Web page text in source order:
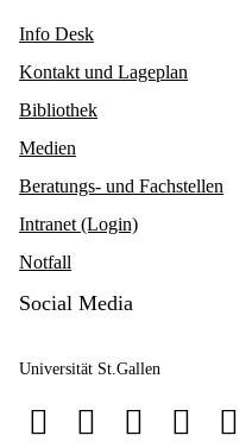
Social Media
Universität St.Gallen
Info Desk
Kontakt und Lageplan
Bibliothek
Medien
Beratungs- und Fachstellen
Intranet (Login)
Notfall